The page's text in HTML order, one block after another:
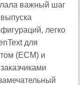
важный шаг
легко
для
(ECM) и